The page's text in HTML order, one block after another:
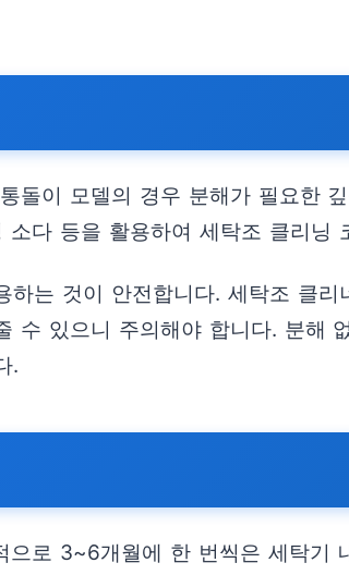
이 모델의 경우 분해가 필요한
다 등을 활용하여 세탁조 클리닝
는 것이 안전합니다. 세탁조 클
있으니 주의해야 합니다. 분해
.
로 3~6개월에 한 번씩은 세탁기